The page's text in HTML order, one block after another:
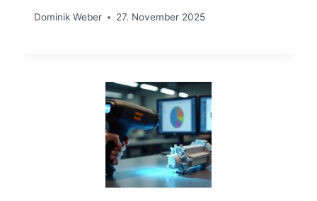
Dominik Weber 27. November 2025